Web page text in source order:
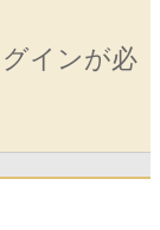
インが必